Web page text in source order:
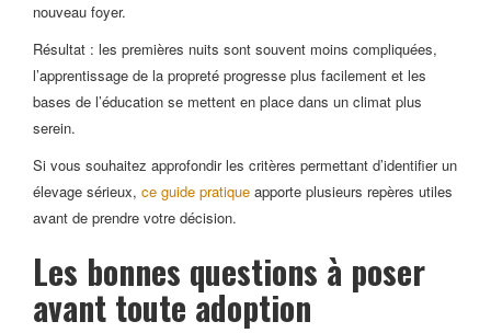
nouveau foyer.
Résultat : les premières nuits sont souvent moins compliquées,
l’apprentissage de la propreté progresse plus facilement et les
bases de l’éducation se mettent en place dans un climat plus
serein.
Si vous souhaitez approfondir les critères permettant d’identifier un
élevage sérieux, ce guide pratique apporte plusieurs repères utiles
avant de prendre votre décision.
Les bonnes questions à poser
avant toute adoption